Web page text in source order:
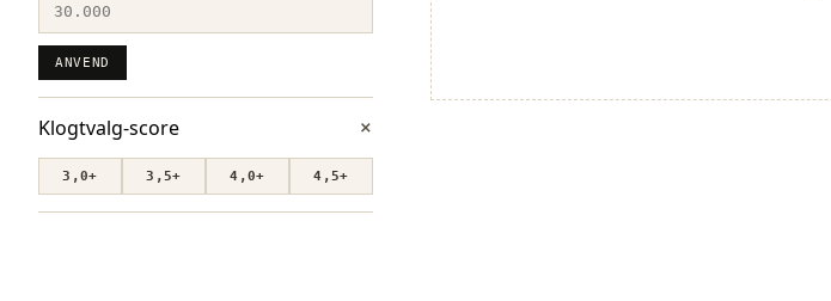
ANVEND
Klogtvalg-score
3,0+ 3,5+ 4,0+ 4,5+